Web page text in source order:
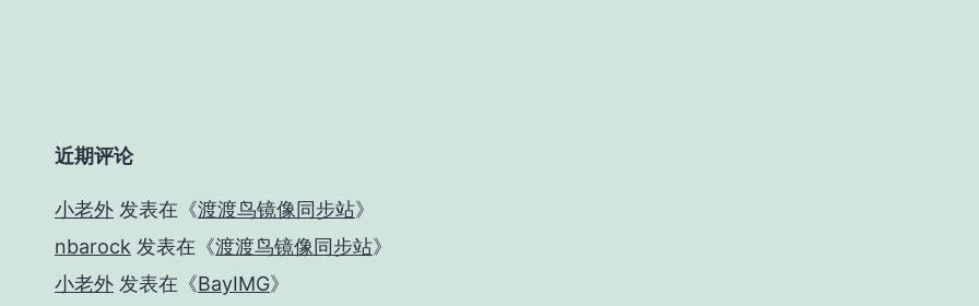
近期评论
小老外 发表在《渡渡鸟镜像同步站》
nbarock 发表在《渡渡鸟镜像同步站》
小老外 发表在《BayIMG》